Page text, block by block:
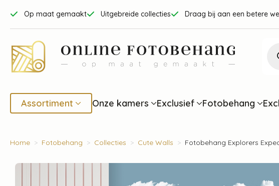
Op maat gemaakt Uitgebreide collecties Draag bij aan een betere
Assortiment Onze kamers Exclusief Fotobehang
Home Fotobehang Collecties Cute Walls Fotobehang Explorers